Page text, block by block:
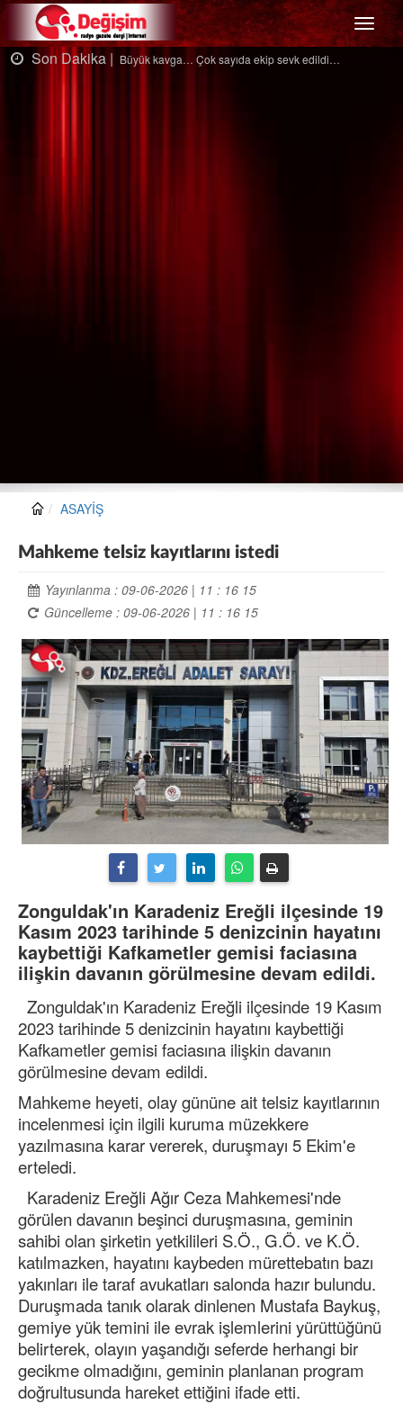
Menü
Son Dakika | Ağaçtan düştü…
ASAYİŞ
Mahkeme telsiz kayıtlarını istedi
Yayınlanma : 09-06-2026 | 11 : 16 15
Güncelleme : 09-06-2026 | 11 : 16 15
Zonguldak'ın Karadeniz Ereğli ilçesinde 19
Kasım 2023 tarihinde 5 denizcinin hayatını
kaybettiği Kafkametler gemisi faciasına
ilişkin davanın görülmesine devam edildi.
Zonguldak'ın Karadeniz Ereğli ilçesinde 19 Kasım
2023 tarihinde 5 denizcinin hayatını kaybettiği
Kafkametler gemisi faciasına ilişkin davanın
görülmesine devam edildi.
Mahkeme heyeti, olay gününe ait telsiz kayıtlarının
incelenmesi için ilgili kuruma müzekkere
yazılmasına karar vererek, duruşmayı 5 Ekim'e
erteledi.
Karadeniz Ereğli Ağır Ceza Mahkemesi'nde
görülen davanın beşinci duruşmasına, geminin
sahibi olan şirketin yetkilileri S.Ö., G.Ö. ve K.Ö.
katılmazken, hayatını kaybeden mürettebatın bazı
yakınları ile taraf avukatları salonda hazır bulundu.
Duruşmada tanık olarak dinlenen Mustafa Baykuş,
gemiye yük temini ile evrak işlemlerini yürüttüğünü
belirterek, olayın yaşandığı seferde herhangi bir
gecikme olmadığını, geminin planlanan program
doğrultusunda hareket ettiğini ifade etti.